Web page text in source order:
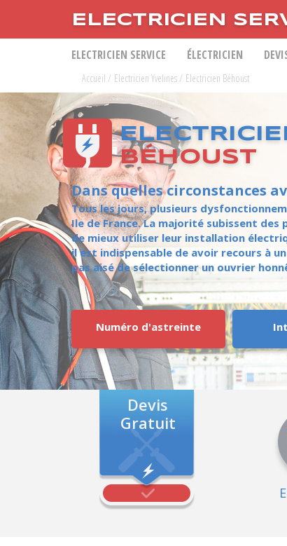
ELECTRICIEN
ELECTRICIEN SERVICE ÉLECTRICIEN
Accueil / Electricien Yvelines/ Electricien Béhoust
BÉHOUST
Dans quelles circonstances
Tous les jours, plusieurs
Ile de France. La majorité subissent
de mieux utiliser leur installation
il est indispensable de avoir recours à
pas aisé de sélectionner un ouvrier
Numéro d'astreinte
Devis
Gratuit